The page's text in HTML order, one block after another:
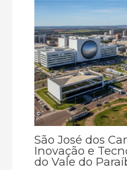
São José dos
Inovação e
do Vale do